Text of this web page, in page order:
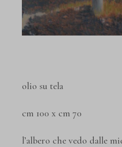
olio su tela
cm 100 x cm 70
l’albero che vedo dalle